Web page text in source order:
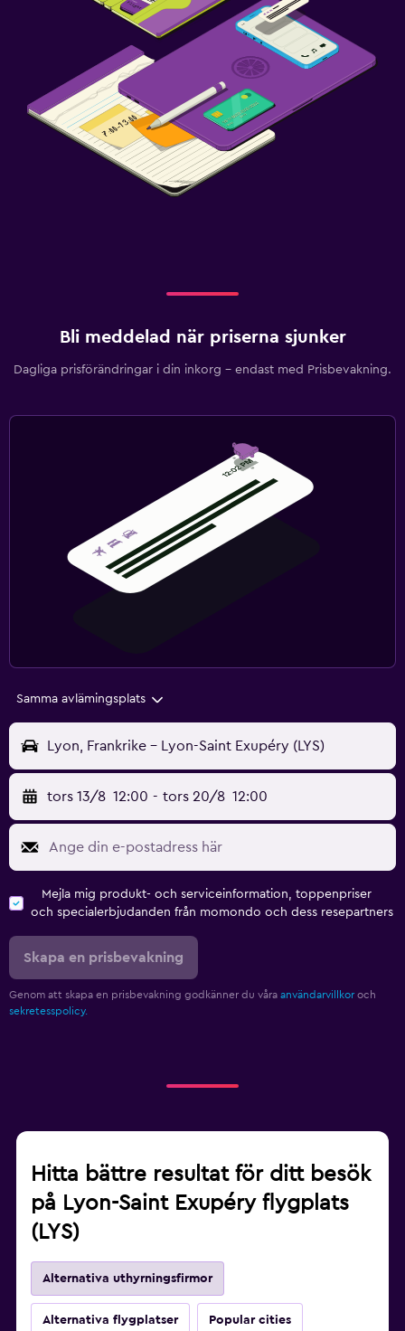
Bli meddelad när priserna sjunker
Dagliga prisförändringar i din inkorg – endast med Prisbevakning.
Samma avlämingsplats
Lyon, Frankrike - Lyon-Saint Exupéry (LYS)
tors 13/8 12:00 - tors 20/8 12:00
Mejla mig produkt- och serviceinformation, toppenpriser
och specialerbjudanden från momondo och dess resepartners
Skapa en prisbevakning
Genom att skapa en prisbevakning godkänner du våra användarvillkor och
sekretesspolicy.
Hitta bättre resultat för ditt besök
på Lyon-Saint Exupéry flygplats
(LYS)
Alternativa uthyrningsfirmor
Alternativa flygplatser Popular cities